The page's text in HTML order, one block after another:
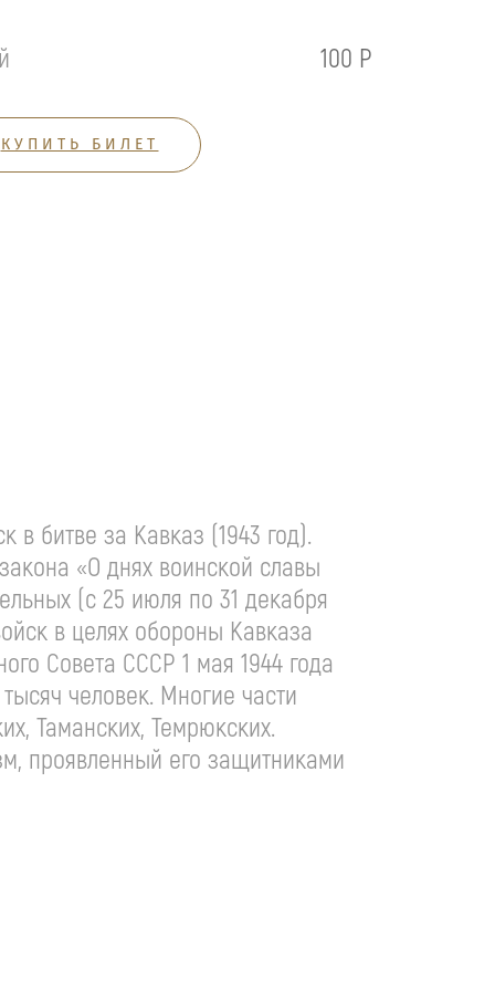
100 Р
КУПИТЬ БИЛЕТ
в битве за Кавказ (1943 год).
«О днях воинской славы
(с 25 июля по 31 декабря
в целях обороны Кавказа
Совета СССР 1 мая 1944 года
человек. Многие части
Таманских, Темрюкских.
проявленный его защитниками